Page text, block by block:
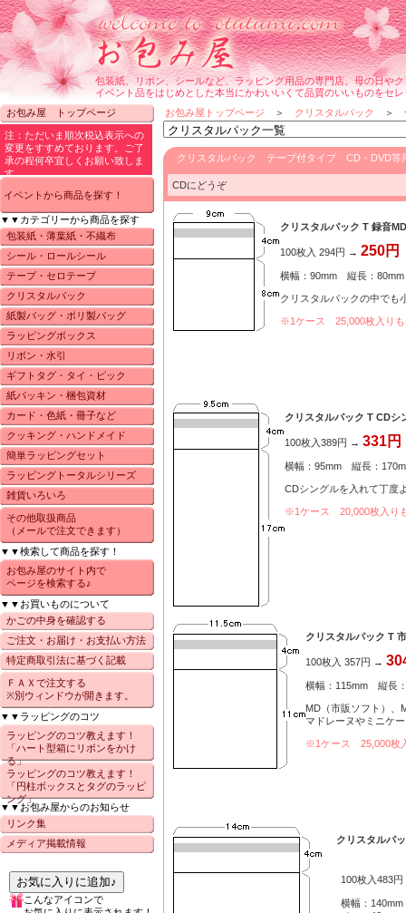
包装紙、リボン、シールなど、ラッピング用品の専門店。母の日や
イベント品をはじめとした本当にかわいいくて品質のいいものをセ
お包み屋 トップページ
イベントから商品を探す！
▼▼カテゴリーから商品を探す
包装紙・薄葉紙・不織布
シール・ロールシール
テープ・セロテープ
クリスタルパック
紙製バッグ・ポリ製バッグ
ラッピングボックス
リボン・水引
ギフトタグ・タイ・ピック
紙パッキン・梱包資材
カード・色紙・冊子など
クッキング・ハンドメイド
簡単ラッピングセット
ラッピングトータルシリーズ
雑貨いろいろ
その他取扱商品
（メールで注文できます）
▼▼検索して商品を探す！
お包み屋のサイト内で
ページを検索する♪
▼▼お買いものについて
かごの中身を確認する
ご注文・お届け・お支払い方法
特定商取引法に基づく記載
ＦＡＸで注文する
※別ウィンドウが開きます。
▼▼ラッピングのコツ
ラッピングのコツ教えます！
「ハート型箱にリボンをかけ
る」
ラッピングのコツ教えます！
「円柱ボックスとタグのラッピ
ング」
▼▼お包み屋からのお知らせ
リンク集
メディア掲載情報
お気に入りに追加♪
こんなアイコンで
お包み屋トップページ ＞ クリスタルパック ＞
クリスタルパック テープ付タイプ CD・DVD等
CDにどうぞ
クリスタルパック T 録音
100枚入 294円 → 250円
横幅：90mm 縦長：
クリスタルパックの中でも
※1ケース 25,000枚入りも
クリスタルパック T CDシ
100枚入389円 → 331円
横幅：95mm 縦長：
CDシングルを入れて丁度
※1ケース 20,000枚入り
クリスタルパック T
100枚入 357円 →
横幅：115mm 縦長
MD（市販ソフト）、
マドレーヌやミニケ
※1ケース 25,000枚
クリスタルパ
100枚入
横幅：